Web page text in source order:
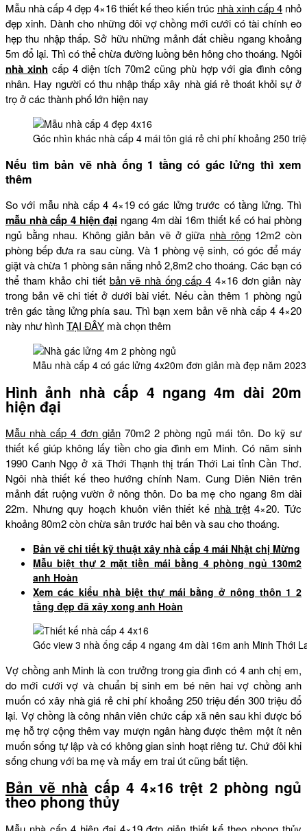
Mẫu nhà cấp 4 đẹp 4×16 thiết kế theo kiến trúc nhà xinh cấp 4 nhỏ
đẹp xinh. Dành cho những đôi vợ chồng mới cưới có tài chính eo
hẹp thu nhập thấp. Sở hữu những mảnh đất chiều ngang khoảng
5m đổ lại. Thì có thể chừa đường luồng bên hông cho thoáng. Ngôi
nhà xinhcấp 4 diện tích 70m2 cũng phù hợp với gia đình công
nhân. Hay người có thu nhập thấp xây nhà giá rẻ thoát khỏi sự ở
trọ ở các thành phố lớn hiện nay
Góc nhìn khác nhà cấp 4 mái tôn giá rẻ chi phí khoảng 250
Nếu tìm bản vẽ nhà ống 1 tầng có gác lửng thì xem
thêm
So với mẫu nhà cấp 4 4×19 có gác lửng trước có tầng lửng. Thì
mẫu nhà cấp 4 hiện đại ngang 4m dài 16m thiết kế có hai phòng
ngủ bằng nhau. Không giản bản vẽ ở giữa nhà rộng12m2 còn
phòng bếp đưa ra sau cùng. Và 1 phòng vệ sinh, có góc để máy
giặt và chừa 1 phòng sân nắng nhỏ 2,8m2 cho thoáng. Các bạn có
thể tham khảo chi tiết bản vẽ nhà ống cấp 4 4×16 đơn giản này
trong bản vẽ chi tiết ở dưới bài viết. Nếu cần thêm 1 phòng ngủ
trên gác tầng lửng phía sau. Thì bạn xem bản vẽ nhà cấp 4 4×20
này như hìnhTẠI ĐÂY mà chọn thêm
Mẫu nhà cấp 4 có gác lửng 4x20m đơn giản mà đẹp năm 2023
Hình ảnh nhà cấp 4 ngang 4m dài 20m
hiện đại
Mẫu nhà cấp 4 đơn giản70m2 2 phòng ngủ mái tôn. Do kỹ sư
thiết kế giúp không lấy tiền cho gia đình em Minh. Có năm sinh
1990 Canh Ngọ ở xã Thới Thạnh thị trấn Thới Lai tỉnh Cần Thơ.
Ngôi nhà thiết kế theo hướng chính Nam. Cung Diên Niên trên
mảnh đất ruộng vườn ở nông thôn. Do ba mẹ cho ngang 8m dài
22m. Nhưng quy hoạch khuôn viên thiết kế nhà trệt4×20. Tức
khoảng 80m2 còn chừa sân trước hai bên và sau cho thoáng.
Bản vẽ chi tiết kỹ thuật xây nhà cấp 4 mái Nhật chị Mừng
Mẫu biệt thự 2 mặt tiền mái bằng 4 phòng ngủ 130m2
anh Hoàn
Xem các kiểu nhà biệt thự mái bằng ở nông thôn 1 2
tầng đẹp đã xây xong anh Hoàn
Góc view 3 nhà ống cấp 4 ngang 4m dài 16m anh Minh Thới
Vợ chồng anh Minh là con trưởng trong gia đình có 4 anh chị em,
do mới cưới vợ và chuẩn bị sinh em bé nên hai vợ chồng anh
muốn có xây nhà giá rẻ chi phí khoảng 250 triệu đến 300 triệu đổ
lại. Vợ chồng là công nhân viên chức cấp xã nên sau khi được bố
mẹ hỗ trợ cộng thêm vay mượn ngân hàng được thêm một ít nên
muốn sống tự lập và có không gian sinh hoạt riêng tư. Chứ đôi khi
sống chung với ba mẹ và mấy em trai út cũng bất tiện.
Bản vẽ nhà cấp 4 4×16 trệt 2 phòng ngủ
theo phong thủy